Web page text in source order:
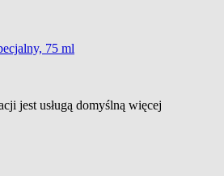
75 ml
jest usługą domyślną więcej